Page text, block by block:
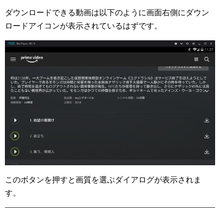
ダウンロードできる動画は以下のように画面右側にダウン
ロードアイコンが表示されているはずです。
このボタンを押すと画質を選ぶダイアログが表示されま
す。